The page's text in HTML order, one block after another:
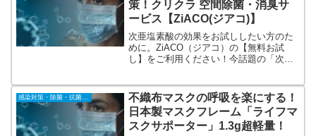
い。
策！クリクラ 空間除菌・消臭サ
ービス【ZiACO(ジアコ)】
次亜塩素酸の効果をお試ししたい方のた
めに。ZiACO（ジアコ）の【無料お試
し】をご利用ください！今話題の「次亜
めにジアコでは次亜塩素酸水溶液と噴霧
器をセットで無料レンタルできます♪
不織布マスクの呼吸を楽にする！
日本製マスクフレーム「ライフマ
スクサポーター」1.3g超軽量！